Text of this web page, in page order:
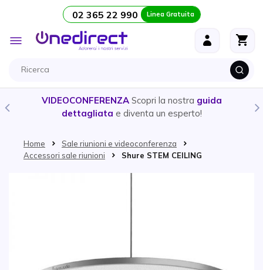
Salta al contenuto 02 365 22 990 Linea Gratuita
Toggle
Nav
VIDEOCONFERENZA Scopri la nostra guida
dettagliata e diventa un esperto!
Home
Sale riunioni e videoconferenza
Accessori sale riunioni
Shure STEM CEILING